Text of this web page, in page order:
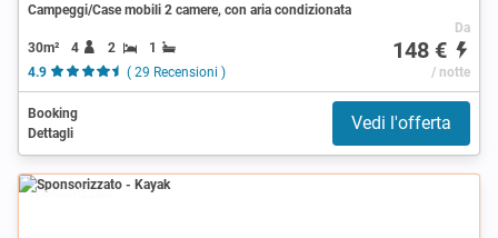
Campeggi/Case mobili 2 camere, con aria condizionata
30m² 4 2
1
4.9
( 29 Recensioni )
Da
148 €
/ notte
Booking
Dettagli
Vedi l'offerta
Sponsorizzato